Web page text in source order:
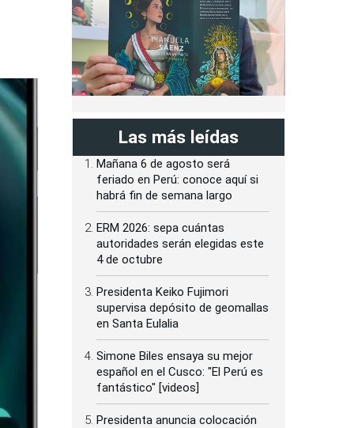
Las más leídas
Mañana 6 de agosto será
feriado en Perú: conoce aquí si
habrá fin de semana largo
ERM 2026: sepa cuántas
autoridades serán elegidas este
4 de octubre
Presidenta Keiko Fujimori
supervisa depósito de geomallas
en Santa Eulalia
Simone Biles ensaya su mejor
español en el Cusco: "El Perú es
fantástico" [videos]
Presidenta anuncia colocación